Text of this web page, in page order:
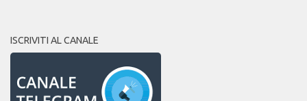
ISCRIVITI AL CANALE